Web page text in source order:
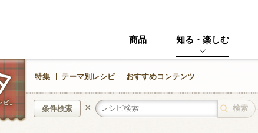
商品 知る・楽しむ
特集 テーマ別レシピ おすすめコンテンツ
条件検索 ×